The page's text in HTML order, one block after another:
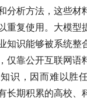
分析方法，这些材
重复使用。大模型
知识能够被系统整
仅靠公开互联网语
识，因而难以胜
长期积累的高校、